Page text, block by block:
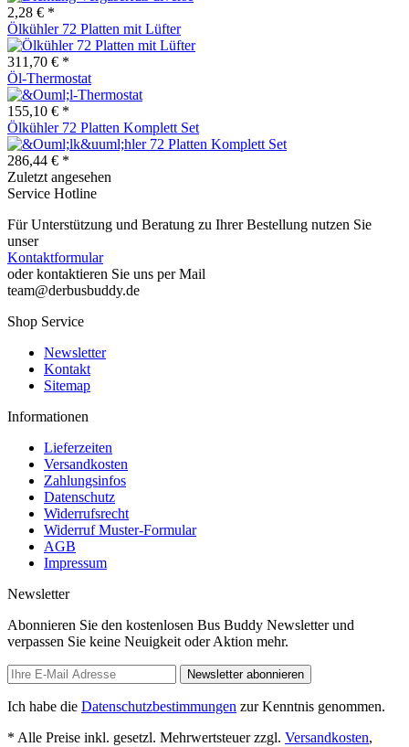
2,28 € *
Ölkühler 72 Platten mit Lüfter
311,70 € *
Öl-Thermostat
155,10 € *
Ölkühler 72 Platten Komplett Set
286,44 € *
Zuletzt angesehen
Service Hotline
Für Unterstützung und Beratung zu Ihrer Bestellung nutzen Sie
unser
Kontaktformular
oder kontaktieren Sie uns per Mail
team@derbusbuddy.de
Shop Service
Newsletter
Kontakt
Sitemap
Informationen
Lieferzeiten
Versandkosten
Zahlungsinfos
Datenschutz
Widerrufsrecht
Widerruf Muster-Formular
AGB
Impressum
Newsletter
Abonnieren Sie den kostenlosen Bus Buddy Newsletter und
verpassen Sie keine Neuigkeit oder Aktion mehr.
Newsletter abonnieren
Ich habe die Datenschutzbestimmungen zur Kenntnis genommen.
* Alle Preise inkl. gesetzl. Mehrwertsteuer zzgl. Versandkosten,